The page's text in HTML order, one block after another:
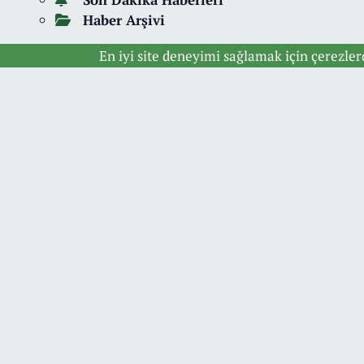
Haber Arşivi
En iyi site deneyimi sağlamak için